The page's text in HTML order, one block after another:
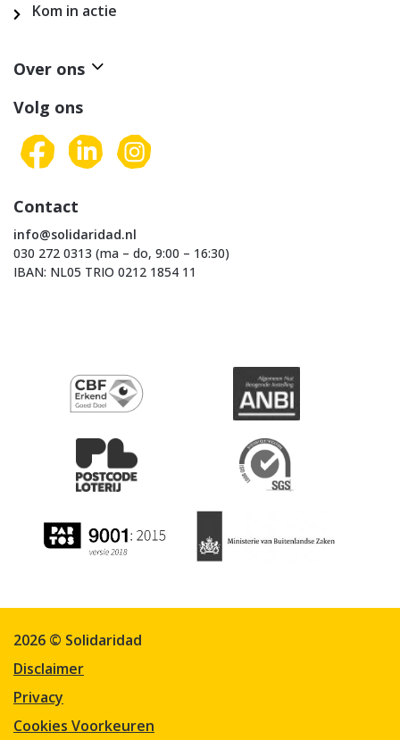
Kom in actie
Over ons
Volg ons
Contact
info@solidaridad.nl
030 272 0313 (ma – do, 9:00 – 16:30)
IBAN: NL05 TRIO 0212 1854 11
2026 © Solidaridad
Disclaimer
Privacy
Cookies Voorkeuren